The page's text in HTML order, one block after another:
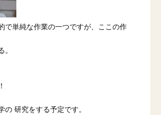
で単純な作業の一つですが、ここの作
研究をする予定です。